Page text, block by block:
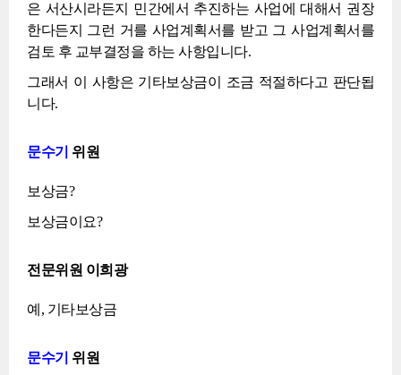
은 서산시라든지 민간에서 추진하는 사업에 대해서 권장
한다든지 그런 거를 사업계획서를 받고 그 사업계획서를
검토 후 교부결정을 하는 사항입니다.
그래서 이 사항은 기타보상금이 조금 적절하다고 판단됩
니다.
문수기 위원
보상금?
보상금이요?
전문위원 이희광
예, 기타보상금
문수기 위원